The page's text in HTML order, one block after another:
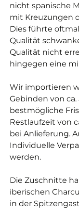
nicht spanische
mit Kreuzungen
Dies führte
Qualität
Qualität nicht
hingegen eine
Wir importieren
Gebinden von
bestmögliche
Restlaufzeit von
bei Anlieferung.
Individuelle
werden.
Die Zuschnitte
iberischen
in der